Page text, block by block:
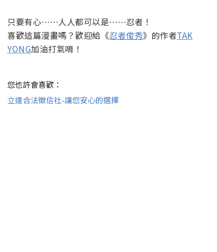
只要有心⋯⋯人人都可以是⋯⋯忍者！
喜歡這篇漫畫嗎？歡迎給《忍者俊秀》的作者TAK
YONG加油打氣唷！
您也許會喜歡：
立達合法徵信社-讓您安心的選擇